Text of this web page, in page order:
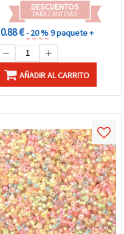
DESCUENTOS
PARA CANTIDAD
0.88 €- 20 %9 paquete +
AÑADIR AL CARRITO